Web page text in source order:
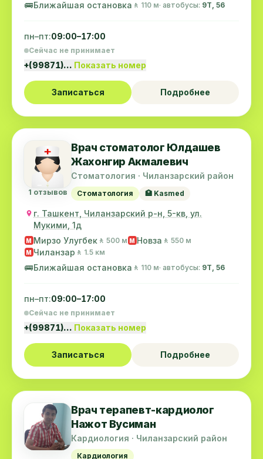
🚌Ближайшая остановка 🚶 110 м· автобусы: 9Т, 56
пн–пт:09:00–17:00
Сейчас не принимает
+(99871)… Показать номер
Записаться Подробнее
1 отзывов
Врач стоматолог Юлдашев
Жахонгир Акмалевич
Стоматология · Чиланзарский район
Стоматология 🏥 Kasmed
г. Ташкент, Чиланзарский р-н, 5-кв, ул.
Мукими, 1д
M Мирзо Улугбек 🚶 500 м M Новза 🚶 550 м
M Чиланзар 🚶 1.5 км
🚌Ближайшая остановка 🚶 110 м· автобусы: 9Т, 56
пн–пт:09:00–17:00
Сейчас не принимает
+(99871)… Показать номер
Записаться Подробнее
Врач терапевт-кардиолог
Нажот Вусиман
Кардиология · Чиланзарский район
Кардиология